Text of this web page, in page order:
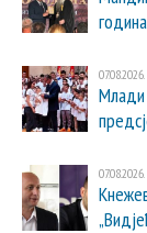
07.08.2026.
Млади
07.08.2026.